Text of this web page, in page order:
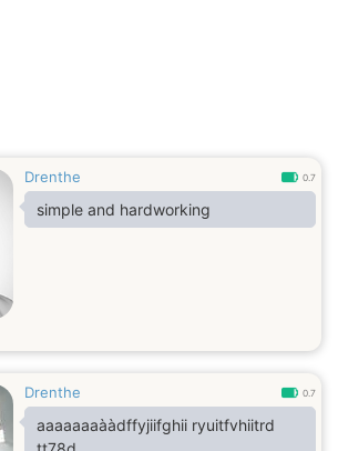
Drenthe 0.7
simple and hardworking
Drenthe 0.7
aaaaaaaààdffyjiifghii ryuitfvhiitrd